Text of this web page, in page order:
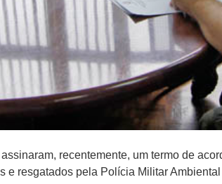
recentemente, um termo de
resgatados pela Polícia Militar